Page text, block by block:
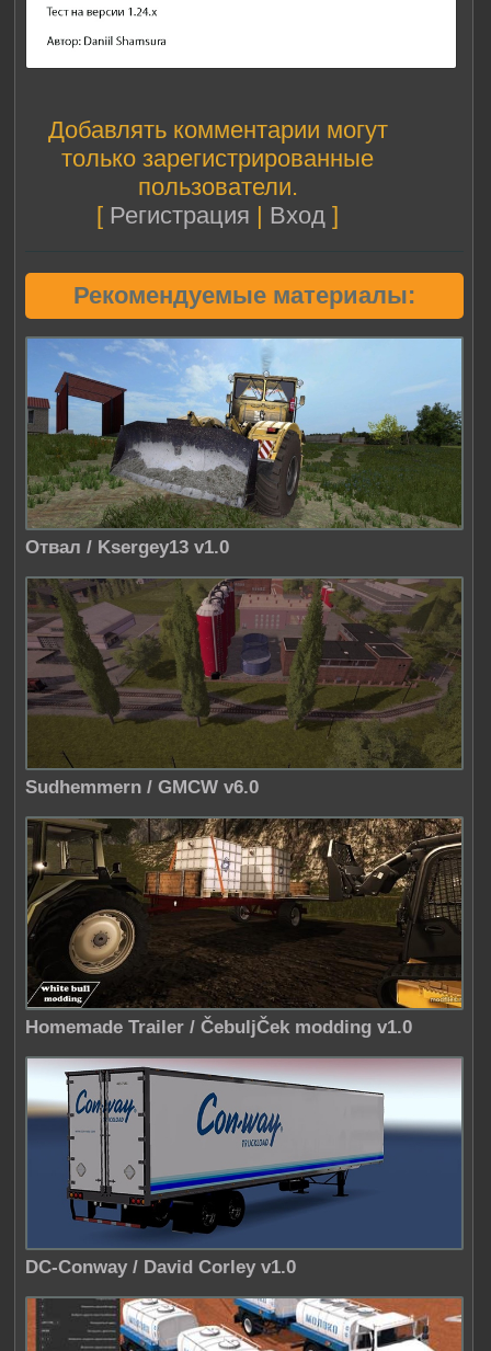
Добавлять комментарии могут
только зарегистрированные
пользователи.
[ Регистрация | Вход ]
Рекомендуемые материалы:
Отвал / Ksergey13 v1.0
Sudhemmern / GMCW v6.0
Homemade Trailer / ČebuljČek modding v1.0
DC-Conway / David Corley v1.0